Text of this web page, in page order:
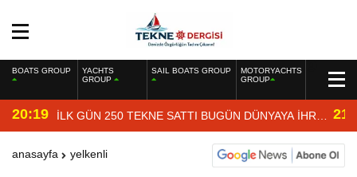
BOATS GROUP
YACHTS
GROUP
SAIL BOATS GROUP
MOTORYACHTS
GROUP
20:19 İLK GÜN 250 TEKNE SATTI BUGÜN DÜNYAYA İHRAÇ
EDİYOR
anasayfa yelkenli